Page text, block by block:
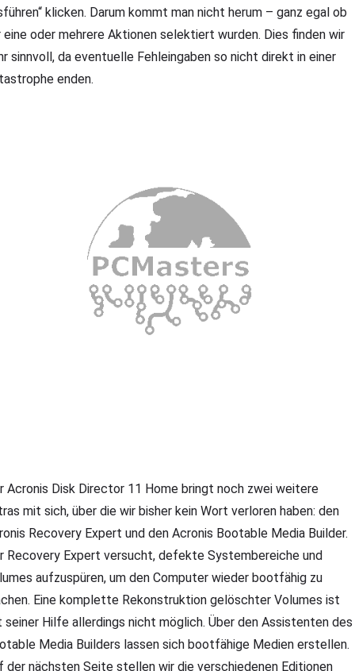
klicken. Darum kommt man nicht herum – ganz egal ob
eine oder mehrere Aktionen selektiert wurden. Dies finden wir
sinnvoll, da eventuelle Fehleingaben so nicht direkt in einer
enden.
Acronis Disk Director 11 Home bringt noch zwei weitere
mit sich, über die wir bisher kein Wort verloren haben: den
Recovery Expert und den Acronis Bootable Media Builder.
Recovery Expert versucht, defekte Systembereiche und
aufzuspüren, um den Computer wieder bootfähig zu
Eine komplette Rekonstruktion gelöschter Volumes ist
seiner Hilfe allerdings nicht möglich. Über den Assistenten des
Media Builders lassen sich bootfähige Medien erstellen.
der nächsten Seite stellen wir die verschiedenen Editionen